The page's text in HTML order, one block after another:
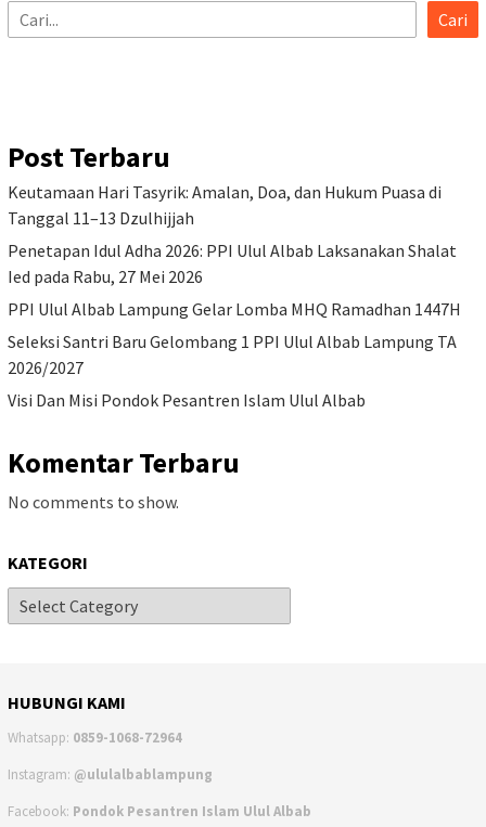
Cari
Post Terbaru
Keutamaan Hari Tasyrik: Amalan, Doa, dan Hukum Puasa di
Tanggal 11–13 Dzulhijjah
Penetapan Idul Adha 2026: PPI Ulul Albab Laksanakan Shalat
Ied pada Rabu, 27 Mei 2026
PPI Ulul Albab Lampung Gelar Lomba MHQ Ramadhan 1447H
Seleksi Santri Baru Gelombang 1 PPI Ulul Albab Lampung TA
2026/2027
Visi Dan Misi Pondok Pesantren Islam Ulul Albab
Komentar Terbaru
No comments to show.
KATEGORI
HUBUNGI KAMI
Whatsapp: 0859-1068-72964
Instagram: @ululalbablampung
Facebook: Pondok Pesantren Islam Ulul Albab